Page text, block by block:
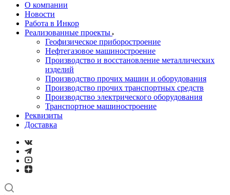
О компании
Новости
Работа в Инкор
Реализованные проекты
Геофизическое приборостроение
Нефтегазовое машиностроение
Производство и восстановление металлических
изделий
Производство прочих машин и оборудования
Производство прочих транспортных средств
Производство электрического оборудования
Транспортное машиностроение
Реквизиты
Доставка